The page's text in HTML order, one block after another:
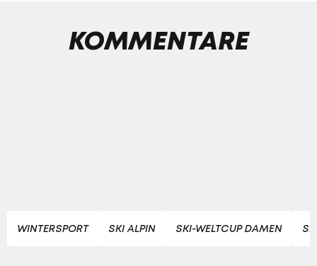
KOMMENTARE
WINTERSPORT SKI ALPIN SKI-WELTCUP DAMEN